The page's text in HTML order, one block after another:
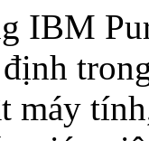
IBM
máy